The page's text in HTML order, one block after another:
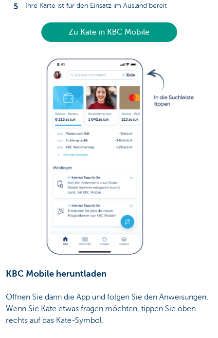
Ihre Karte ist für den Einsatz im Ausland bereit
Zu Kate in KBC Mobile
KBC Mobile heruntladen
Öffnen Sie dann die App und folgen Sie den Anweisungen.
Wenn Sie Kate etwas fragen möchten, tippen Sie oben
rechts auf das Kate-Symbol.